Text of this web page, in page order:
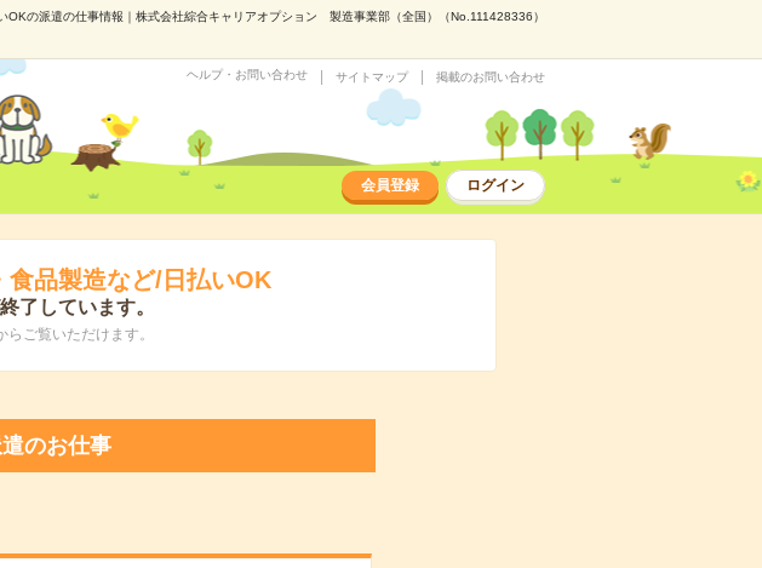
OKの派遣の仕事情報｜株式会社綜合キャリアオプション 製造事業部（全国）（No.111428336）
ヘルプ・お問い合わせ サイトマップ 掲載のお問い合わせ
会員登録 ログイン
食品製造など/日払いOK
了しています。
ご覧いただけます。
のお仕事